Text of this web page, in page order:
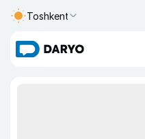
Toshkent